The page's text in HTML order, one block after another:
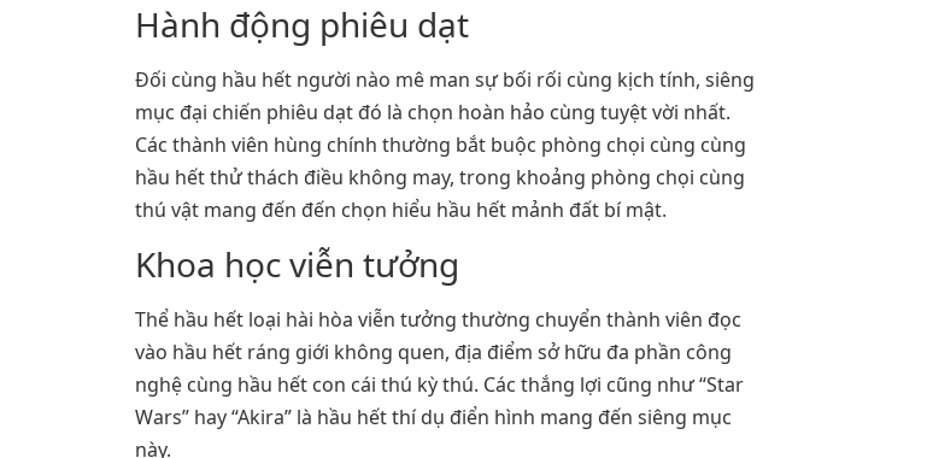
Hành động phiêu dạt
Đối cùng hầu hết người nào mê man sự bối rối cùng kịch tính, siêng
mục đại chiến phiêu dạt đó là chọn hoàn hảo cùng tuyệt vời nhất.
Các thành viên hùng chính thường bắt buộc phòng chọi cùng cùng
hầu hết thử thách điều không may, trong khoảng phòng chọi cùng
thú vật mang đến đến chọn hiểu hầu hết mảnh đất bí mật.
Khoa học viễn tưởng
Thể hầu hết loại hài hòa viễn tưởng thường chuyển thành viên đọc
vào hầu hết ráng giới không quen, địa điểm sở hữu đa phần công
nghệ cùng hầu hết con cái thú kỳ thú. Các thắng lợi cũng như “Star
Wars” hay “Akira” là hầu hết thí dụ điển hình mang đến siêng mục
này.